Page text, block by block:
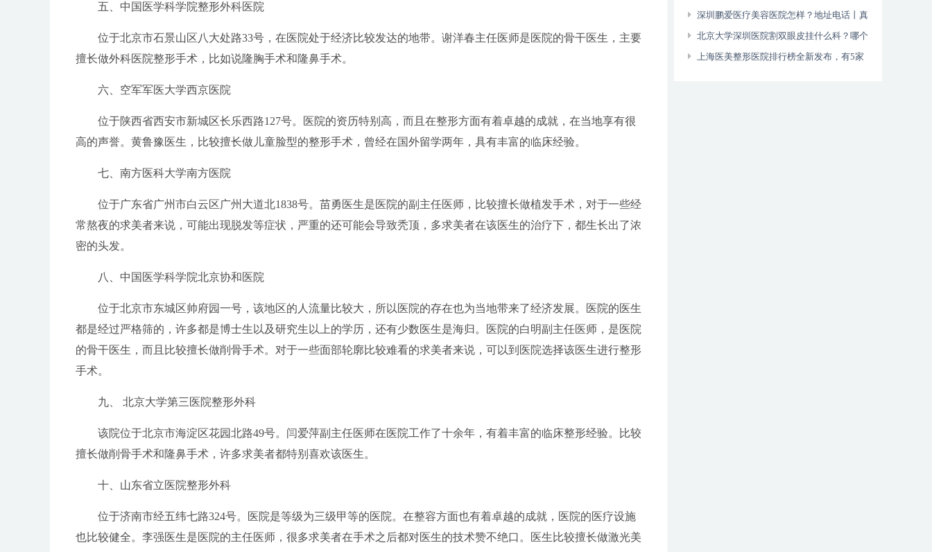
五、中国医学科学院整形外科医院
位于北京市石景山区八大处路33号，在医院处于经济比较发达的地带。谢洋春主任医师是医院的骨干医生，主要
擅长做外科医院整形手术，比如说隆胸手术和隆鼻手术。
六、空军军医大学西京医院
位于陕西省西安市新城区长乐西路127号。医院的资历特别高，而且在整形方面有着卓越的成就，在当地享有很
高的声誉。黄鲁豫医生，比较擅长做儿童脸型的整形手术，曾经在国外留学两年，具有丰富的临床经验。
七、南方医科大学南方医院
位于广东省广州市白云区广州大道北1838号。苗勇医生是医院的副主任医师，比较擅长做植发手术，对于一些经
常熬夜的求美者来说，可能出现脱发等症状，严重的还可能会导致秃顶，多求美者在该医生的治疗下，都生长出了浓
密的头发。
八、中国医学科学院北京协和医院
位于北京市东城区帅府园一号，该地区的人流量比较大，所以医院的存在也为当地带来了经济发展。医院的医生
都是经过严格筛的，许多都是博士生以及研究生以上的学历，还有少数医生是海归。医院的白明副主任医师，是医院
的骨干医生，而且比较擅长做削骨手术。对于一些面部轮廓比较难看的求美者来说，可以到医院选择该医生进行整形
手术。
九、 北京大学第三医院整形外科
该院位于北京市海淀区花园北路49号。闫爱萍副主任医师在医院工作了十余年，有着丰富的临床整形经验。比较
擅长做削骨手术和隆鼻手术，许多求美者都特别喜欢该医生。
十、山东省立医院整形外科
位于济南市经五纬七路324号。医院是等级为三级甲等的医院。在整容方面也有着卓越的成就，医院的医疗设施
也比较健全。李强医生是医院的主任医师，很多求美者在手术之后都对医生的技术赞不绝口。医生比较擅长做激光美
经历分享~
深圳鹏爱医疗美容医院怎样？地址电话丨真
实评论
北京大学深圳医院割双眼皮挂什么科？哪个
医生好？怎么挂号？
上海医美整形医院排行榜全新发布，有5家